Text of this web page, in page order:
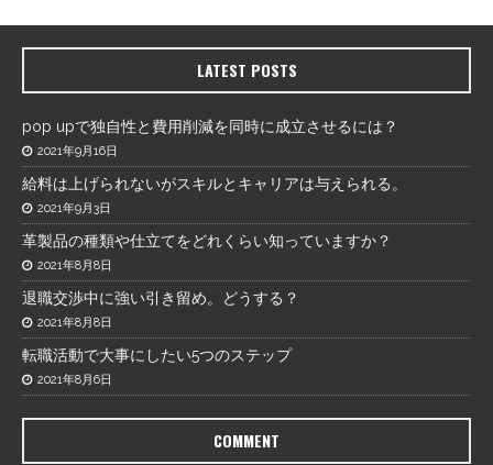
LATEST POSTS
pop upで独自性と費用削減を同時に成立させるには？
2021年9月16日
給料は上げられないがスキルとキャリアは与えられる。
2021年9月3日
革製品の種類や仕立てをどれくらい知っていますか？
2021年8月8日
退職交渉中に強い引き留め。どうする？
2021年8月8日
転職活動で大事にしたい5つのステップ
2021年8月6日
COMMENT